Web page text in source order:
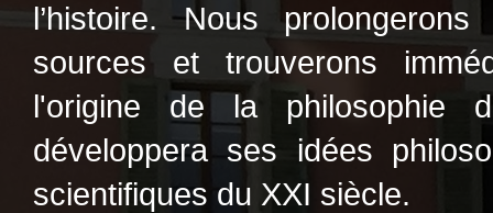
l’histoire. Nous
sources et trouverons
l'origine de la philosophie
développera ses idées
scientifiques du XXI siècle.